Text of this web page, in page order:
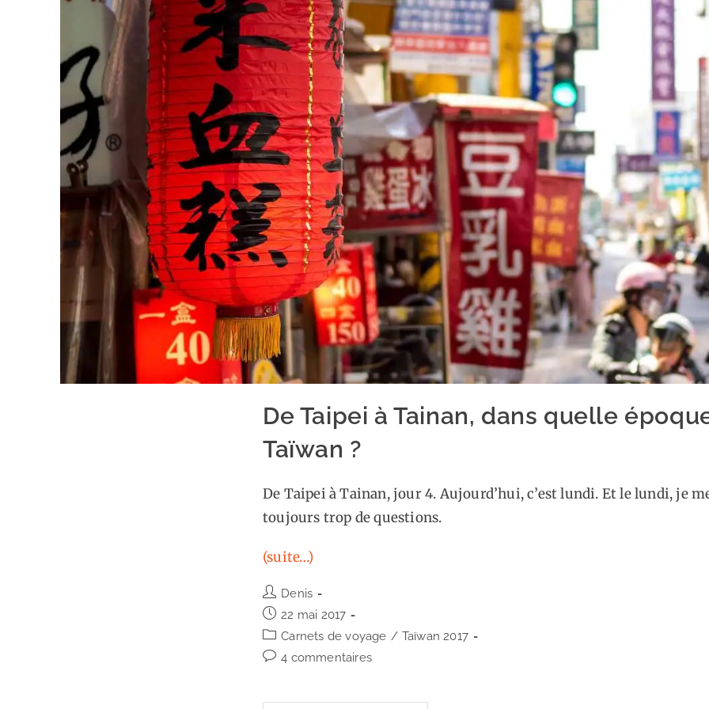
De Taipei à Tainan, dans quelle
Taïwan ?
De Taipei à Tainan, jour 4. Aujourd’hui, c’est lundi. Et le lundi, je
toujours trop de questions.
(suite…)
Auteur/autrice
de
publication :
Denis
Publication
publiée :
22 mai 2017
Post
category:
Carnets de voyage / Taïwan 2017
Commentaires
publication :
4 commentaires